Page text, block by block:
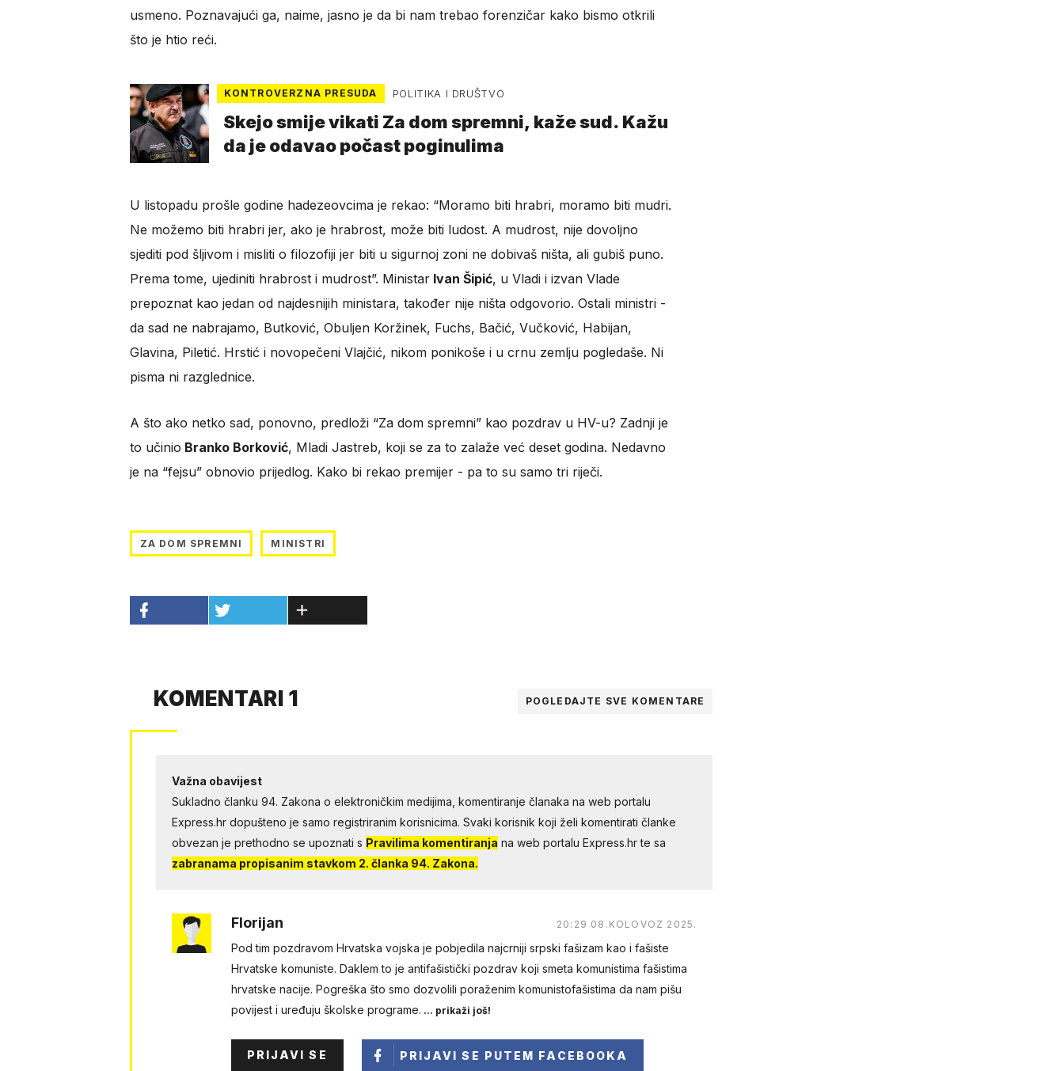
usmeno. Poznavajući ga, naime, jasno je da bi nam trebao forenzičar kako bismo otkrili
što je htio reći.
KONTROVERZNA PRESUDA POLITIKA I DRUŠTVO
Skejo smije vikati Za dom spremni, kaže sud. Kažu
da je odavao počast poginulima
U listopadu prošle godine hadezeovcima je rekao: “Moramo biti hrabri, moramo biti mudri.
Ne možemo biti hrabri jer, ako je hrabrost, može biti ludost. A mudrost, nije dovoljno
sjediti pod šljivom i misliti o filozofiji jer biti u sigurnoj zoni ne dobivaš ništa, ali gubiš puno.
Prema tome, ujediniti hrabrost i mudrost”. MinistarIvan Šipić, u Vladi i izvan Vlade
prepoznat kao jedan od najdesnijih ministara, također nije ništa odgovorio. Ostali ministri -
da sad ne nabrajamo, Butković, Obuljen Koržinek, Fuchs, Bačić, Vučković, Habijan,
Glavina, Piletić. Hrstić i novopečeni Vlajčić, nikom ponikoše i u crnu zemlju pogledaše. Ni
pisma ni razglednice.
A što ako netko sad, ponovno, predloži “Za dom spremni” kao pozdrav u HV-u? Zadnji je
to učinio Branko Borković, Mladi Jastreb, koji se za to zalaže već deset godina. Nedavno
je na “fejsu” obnovio prijedlog. Kako bi rekao premijer - pa to su samo tri riječi.
ZA DOM SPREMNI MINISTRI
KOMENTARI 1 POGLEDAJTE SVE KOMENTARE
Važna obavijest
Sukladno članku 94. Zakona o elektroničkim medijima, komentiranje članaka na web portalu
Express.hr dopušteno je samo registriranim korisnicima. Svaki korisnik koji želi komentirati članke
obvezan je prethodno se upoznati s Pravilima komentiranja na web portalu Express.hr te sa
zabranama propisanim stavkom 2. članka 94. Zakona.
Florijan 20:29 08.KOLOVOZ 2025.
Pod tim pozdravom Hrvatska vojska je pobjedila najcrniji srpski fašizam kao i fašiste
Hrvatske komuniste. Daklem to je antifašistički pozdrav koji smeta komunistima fašistima
hrvatske nacije. Pogreška što smo dozvolili poraženim komunistofašistima da nam pišu
povijest i uređuju školske programe. ... prikaži još!
PRIJAVI SE PRIJAVI SE PUTEM FACEBOOKA